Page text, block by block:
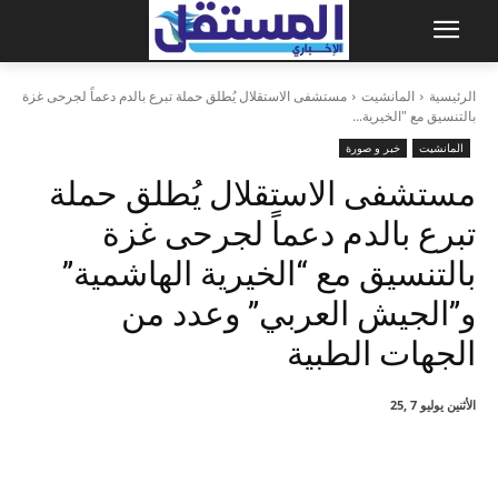
الرئيسية المانشيت
مستشفى الاستقلال يُطلق حملة تبرع بالدم دعماً لجرحى غزة
بالتنسيق مع "الخيرية...
المانشيت خبر و صورة
مستشفى الاستقلال يُطلق حملة
تبرع بالدم دعماً لجرحى غزة
بالتنسيق مع “الخيرية الهاشمية”
و”الجيش العربي” وعدد من
الجهات الطبية
الأثنين يوليو 7 ,25